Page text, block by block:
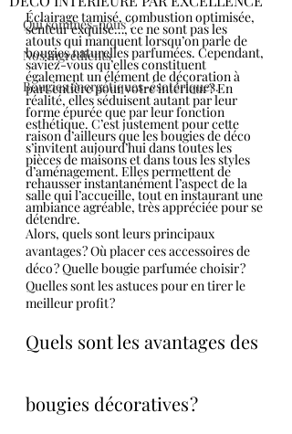
Qui sommes-nous ?
Nos ingrédients
Bougies énergétiques-ésotériques.
Éclairage tamisé, combustion optimisée,
senteur exquise…, ce ne sont pas les
atouts qui manquent lorsqu’on parle de
bougies naturelles parfumées. Cependant,
saviez-vous qu’elles constituent
également un élément de décoration à
part entière pour votre intérieur ? En
réalité, elles séduisent autant par leur
forme épurée que par leur fonction
esthétique. C’est justement pour cette
raison d’ailleurs que les bougies de déco
s’invitent aujourd’hui dans toutes les
pièces de maisons et dans tous les styles
d’aménagement. Elles permettent de
rehausser instantanément l’aspect de la
salle qui l’accueille, tout en instaurant une
ambiance agréable, très appréciée pour se
détendre.
Alors, quels sont leurs principaux
avantages ? Où placer ces accessoires de
déco ? Quelle bougie parfumée choisir ?
Quelles sont les astuces pour en tirer le
meilleur profit ?
Quels sont les avantages des
bougies décoratives ?